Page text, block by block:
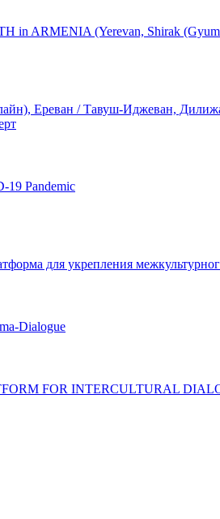
(Yerevan, Shirak
Ереван / Тавуш-Иджеван,
19 Pandemic
для укрепления
Dialogue
FOR INTERCULTURAL